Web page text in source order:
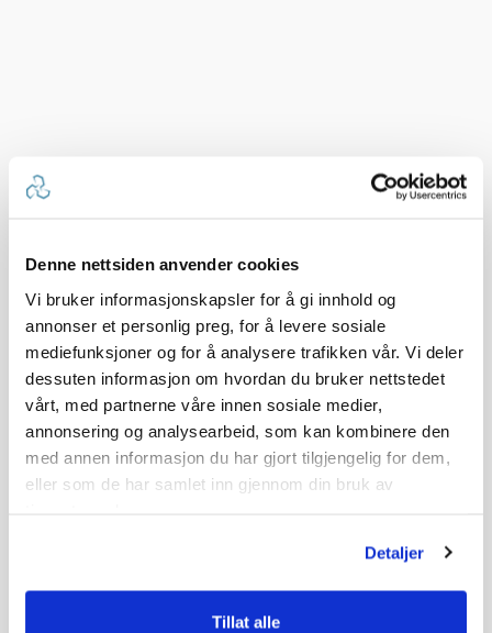
Denne nettsiden anvender cookies
Vi bruker informasjonskapsler for å gi innhold og
annonser et personlig preg, for å levere sosiale
mediefunksjoner og for å analysere trafikken vår. Vi deler
dessuten informasjon om hvordan du bruker nettstedet
vårt, med partnerne våre innen sosiale medier,
annonsering og analysearbeid, som kan kombinere den
med annen informasjon du har gjort tilgjengelig for dem,
eller som de har samlet inn gjennom din bruk av
Detaljer
Tillat alle